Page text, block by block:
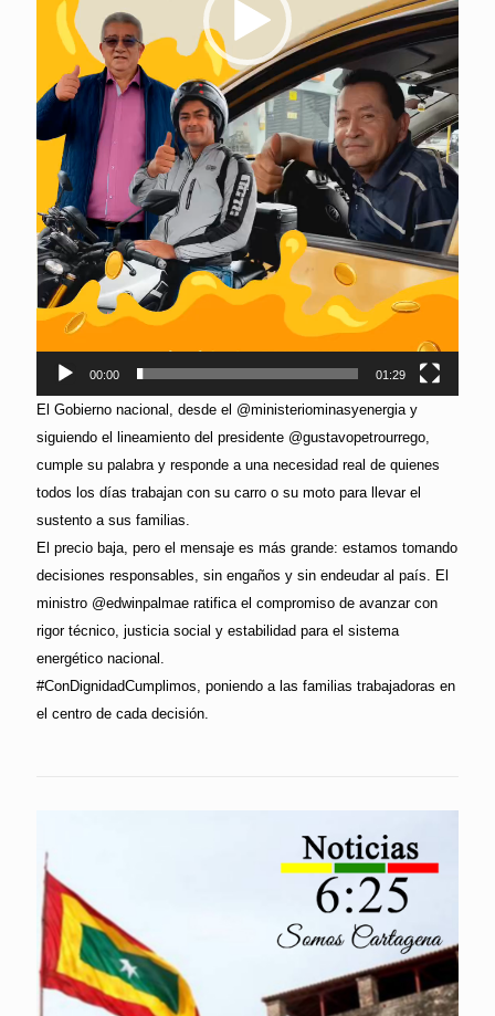
00:00 01:29
El Gobierno nacional, desde el @ministeriominasyenergia y
siguiendo el lineamiento del presidente @gustavopetrourrego,
cumple su palabra y responde a una necesidad real de quienes
todos los días trabajan con su carro o su moto para llevar el
sustento a sus familias.
El precio baja, pero el mensaje es más grande: estamos tomando
decisiones responsables, sin engaños y sin endeudar al país. El
ministro @edwinpalmae ratifica el compromiso de avanzar con
rigor técnico, justicia social y estabilidad para el sistema
energético nacional.
#ConDignidadCumplimos, poniendo a las familias trabajadoras en
el centro de cada decisión.